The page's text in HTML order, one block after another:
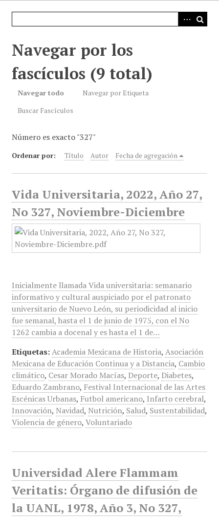
Navegar por los
fascículos (9 total)
Navegar todo
Navegar por Etiqueta
Buscar Fascículos
Número es exacto "327"
Ordenar por: Título Autor Fecha de agregación
Vida Universitaria, 2022, Año 27,
No 327, Noviembre-Diciembre
Inicialmente llamada Vida universitaria: semanario
informativo y cultural auspiciado por el patronato
universitario de Nuevo León, su periodicidad al inicio
fue semanal, hasta el 1 de junio de 1975, con el No
1262 cambia a docenal y es hasta el 1 de…
Etiquetas: Academia Mexicana de Historia, Asociación
Mexicana de Educación Continua y a Distancia, Cambio
climático, Cesar Morado Macías, Deporte, Diabetes,
Eduardo Zambrano, Festival Internacional de las Artes
Escénicas Urbanas, Futbol americano, Infarto cerebral,
Innovación, Navidad, Nutrición, Salud, Sustentabilidad,
Violencia de género, Voluntariado
Universidad Alere Flammam
Veritatis: Órgano de difusión de
la UANL, 1978, Año 3, No 327,